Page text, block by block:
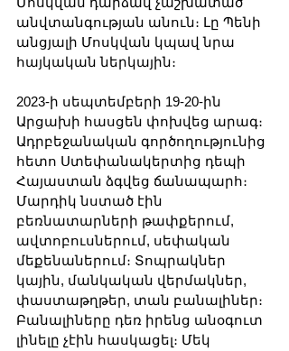
անվտանգության անուն։ Լը Պենի
անցյալի Մոսկվան կպավ նրա
հայկական ներկային։
2023-ի սեպտեմբերի 19-20-ին
Արցախի հասցեն փոխվեց արագ։
Ադրբեջանական գործողությունից
հետո Ստեփանակերտից դեպի
Հայաստան ձգվեց ճանապարհ։
Մարդիկ նստած էին
բեռնատարների թափքերում,
ավտոբուսներում, սեփական
մեքենաներում։ Տոպրակներ
կային, մանկական վերմակներ,
փաստաթղթեր, տան բանալիներ։
Բանալիները դեռ իրենց անօգուտ
լինելը չէին հասկացել։ Մեկ